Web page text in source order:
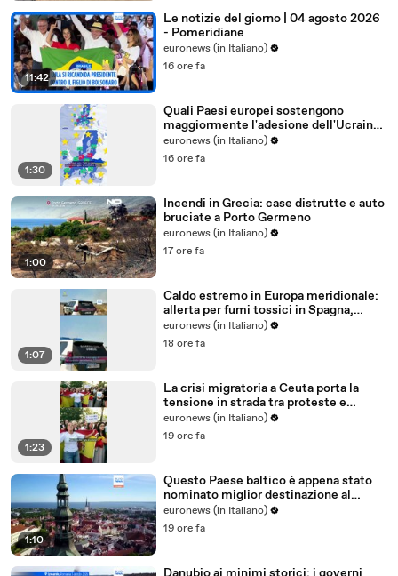
11:42
Le notizie del giorno | 04 agosto 2026
- Pomeridiane
euronews (in Italiano)
16 ore fa
1:30
Quali Paesi europei sostengono
maggiormente l'adesione dell'Ucraina
all'Ue?
euronews (in Italiano)
16 ore fa
1:00
Incendi in Grecia: case distrutte e auto
bruciate a Porto Germeno
euronews (in Italiano)
17 ore fa
1:07
Caldo estremo in Europa meridionale:
allerta per fumi tossici in Spagna,
Francia ferma reattori
euronews (in Italiano)
18 ore fa
1:23
La crisi migratoria a Ceuta porta la
tensione in strada tra proteste e
critiche al governo
euronews (in Italiano)
19 ore fa
1:10
Questo Paese baltico è appena stato
nominato miglior destinazione al
mondo per trasferirsi nel 2026
euronews (in Italiano)
19 ore fa